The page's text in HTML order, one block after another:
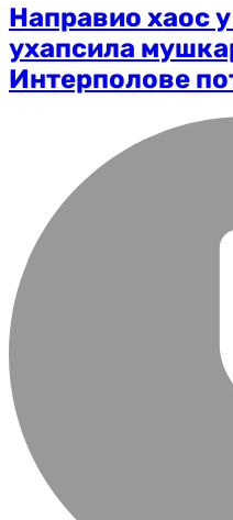
Направио хаос
ухапсила
Интерполове